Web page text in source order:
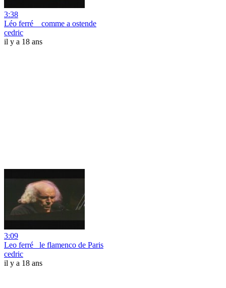
3:38
Léo ferré _ comme a ostende
cedric
il y a 18 ans
3:09
Leo ferré _le flamenco de Paris
cedric
il y a 18 ans